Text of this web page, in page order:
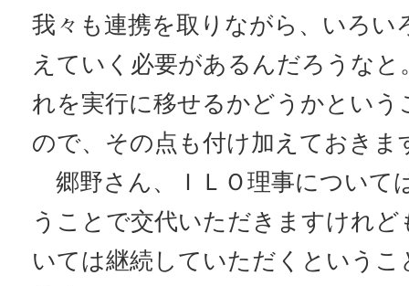
我々も連携を取りながら、いろい
えていく必要があるんだろうな
れを実行に移せるかどうかという
ので、その点も付け加えておきま
郷野さん、ＩＬＯ理事について
うことで交代いただきますけれど
いては継続していただくという